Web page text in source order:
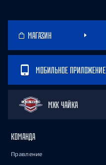
МАГАЗИН
МОБИЛЬНОЕ ПРИЛОЖЕНИЕ
МХК ЧАЙКА
КОМАНДА
Правление